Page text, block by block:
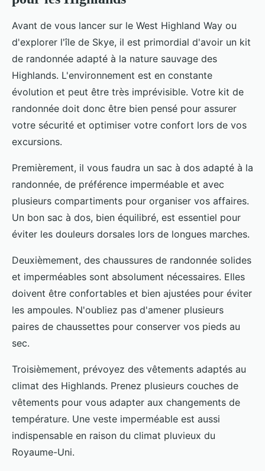
Avant de vous lancer sur le West Highland Way ou
d'explorer l'île de Skye, il est primordial d'avoir un kit
de randonnée adapté à la nature sauvage des
Highlands. L'environnement est en constante
évolution et peut être très imprévisible. Votre kit de
randonnée doit donc être bien pensé pour assurer
votre sécurité et optimiser votre confort lors de vos
excursions.
Premièrement, il vous faudra un sac à dos adapté à la
randonnée, de préférence imperméable et avec
plusieurs compartiments pour organiser vos affaires.
Un bon sac à dos, bien équilibré, est essentiel pour
éviter les douleurs dorsales lors de longues marches.
Deuxièmement, des chaussures de randonnée solides
et imperméables sont absolument nécessaires. Elles
doivent être confortables et bien ajustées pour éviter
les ampoules. N'oubliez pas d'amener plusieurs
paires de chaussettes pour conserver vos pieds au
sec.
Troisièmement, prévoyez des vêtements adaptés au
climat des Highlands. Prenez plusieurs couches de
vêtements pour vous adapter aux changements de
température. Une veste imperméable est aussi
indispensable en raison du climat pluvieux du
Royaume-Uni.